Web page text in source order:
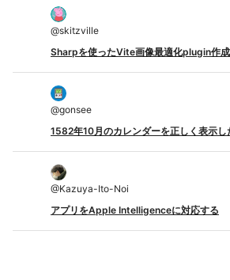
@skitzville
Sharpを使ったVite画像最適化plugin作成
@gonsee
1582年10月のカレンダーを正しく表示し
@Kazuya-Ito-Noi
アプリをApple Intelligenceに対応する